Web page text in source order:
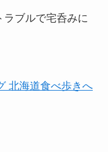
ブルで宅呑みに